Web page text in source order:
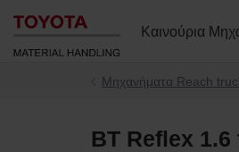
Καινούρια
Μηχανήματα Reach
BT Reflex